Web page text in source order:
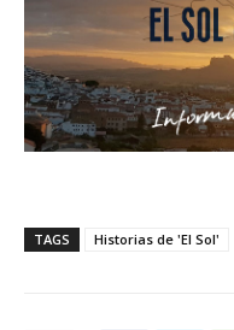
TAGS Historias de 'El Sol'